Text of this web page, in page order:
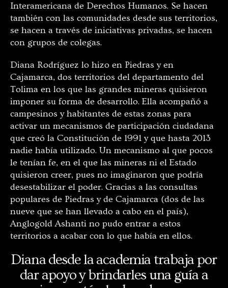
Interamericana de Derechos Humanos. Se hacen
también con las comunidades desde sus territorios,
se hacen a través de iniciativas privadas, se hacen
con grupos de colegas.
Diana Rodríguez lo hizo en Piedras y en
Cajamarca, dos territorios del departamento del
Tolima en los que las grandes mineras quisieron
imponer su forma de desarrollo. Ella acompañó a
campesinos y habitantes de estas zonas para
activar un mecanismos de participación ciudadana
que creó la Constitución de 1991 y que hasta 2013
nadie había utilizado. Un mecanismo al que pocos
le tenían fe, en el que las mineras ni el Estado
quisieron creer, pues no imaginaron que podría
desestabilizar el poder. Gracias a las consultas
populares de Piedras y de Cajamarca (dos de las
nueve que se han llevado a cabo en el país),
Anglogold Ashanti no pudo entrar a estos
territorios a acabar con lo que había en ellos.
Diana desde la academia trabaja por
dar apoyo y brindarles una guía a